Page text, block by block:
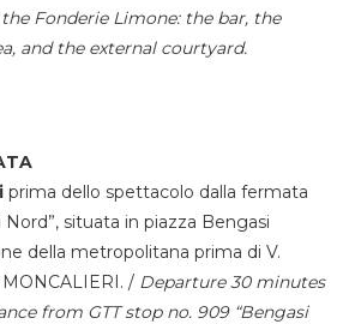
Fonderie Limone: the bar, the
and the external courtyard.
prima dello spettacolo dalla fermata
Nord”, situata in piazza Bengasi
della metropolitana prima di V.
/ Departure 30 minutes
from GTT stop no. 909 “Bengasi